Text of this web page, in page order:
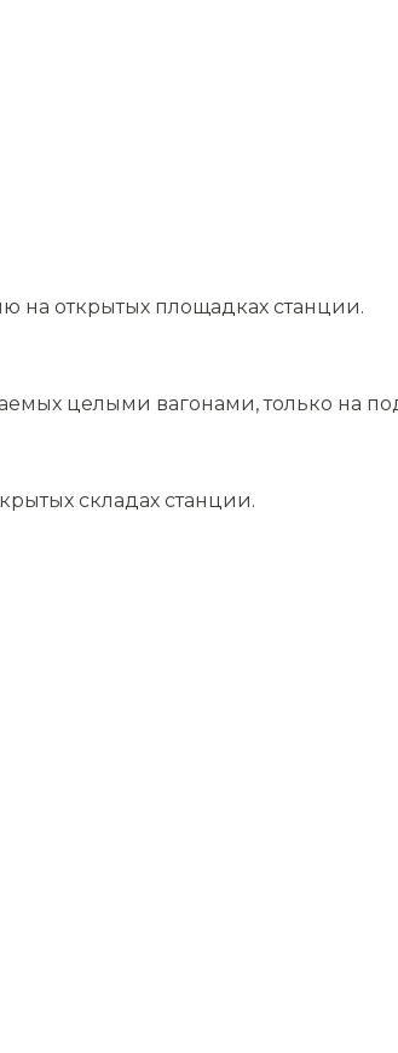
на открытых площадках станции.
целыми вагонами, только на
складах станции.